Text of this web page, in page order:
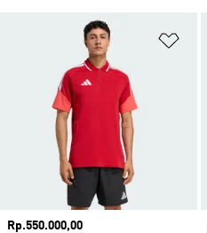
Harga
Rp.550.000,00